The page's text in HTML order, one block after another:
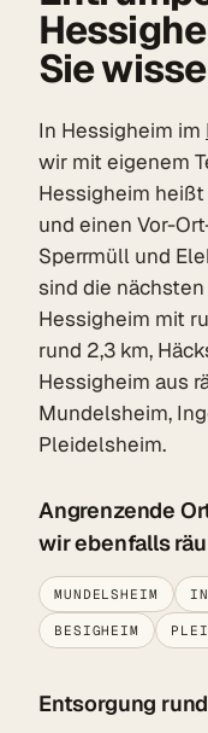
Sie
In Hessigheim im
wir mit eigenem
Hessigheim heißt
und einen Vor-
Sperrmüll und
sind die
Hessigheim mit
rund 2,3 km,
Hessigheim aus
Mundelsheim,
Pleidelsheim.
Angrenzende
wir ebenfalls
MUNDELSHEIM
BESIGHEIM
Entsorgung